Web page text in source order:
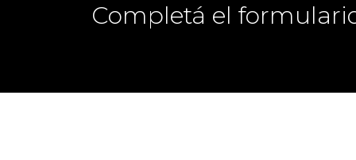
Completá el